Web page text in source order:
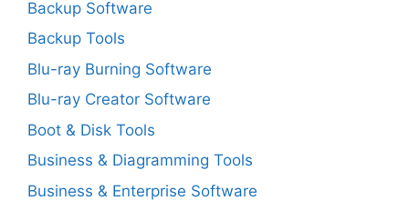
Backup Software
Backup Tools
Blu-ray Burning Software
Blu-ray Creator Software
Boot & Disk Tools
Business & Diagramming Tools
Business & Enterprise Software